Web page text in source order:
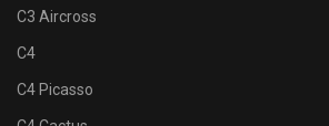
C3 Aircross
C4
C4 Picasso